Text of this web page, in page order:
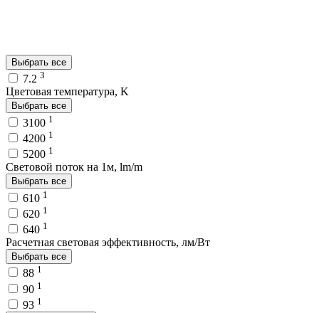
Выбрать все
7.2 3
Цветовая температура, K
Выбрать все
3100 1
4200 1
5200 1
Световой поток на 1м, lm/m
Выбрать все
610 1
620 1
640 1
Расчетная световая эффективность, лм/Вт
Выбрать все
88 1
90 1
93 1